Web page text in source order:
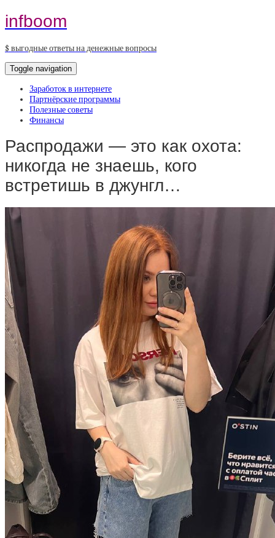
infboom
$ выгодные ответы на денежные вопросы
Toggle navigation
Заработок в интернете
Партнёрские программы
Полезные советы
Финансы
Распродажи — это как охота:
никогда не знаешь, кого
встретишь в джунгл…